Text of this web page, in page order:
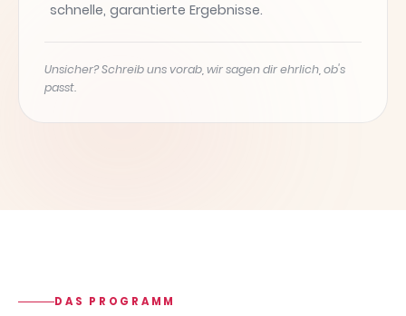
schnelle, garantierte Ergebnisse.
Unsicher? Schreib uns vorab, wir sagen dir ehrlich, ob's
passt.
DAS PROGRAMM